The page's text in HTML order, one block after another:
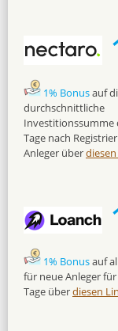
1% Bonusauf
durchschnittliche
Investitionssumme
Tage nach
Anleger über
1% Bonusauf
für neue Anleger
Tage überdiesen